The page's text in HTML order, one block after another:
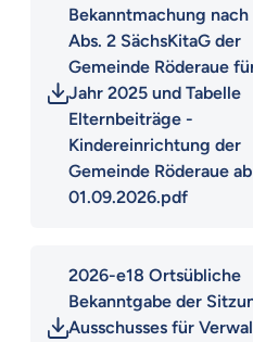
Bekanntmachung nach
Abs. 2 SächsKitaG der
Gemeinde Röderaue
Jahr 2025 und Tabelle
Elternbeiträge -
Kindereinrichtung der
Gemeinde Röderaue ab
01.09.2026.pdf
2026-e18 Ortsübliche
Bekanntgabe der
Ausschusses für